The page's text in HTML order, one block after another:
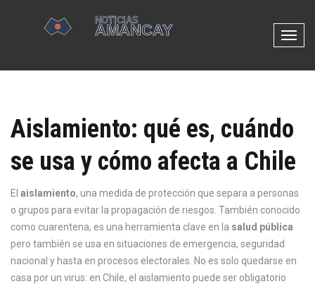
N
v
a
c
i
ó
n
d
e
a
Aislamiento: qué es, cuándo
se usa y cómo afecta a Chile
El aislamiento, una medida de protección que separa a personas
o grupos para evitar la propagación de riesgos . También conocido
como cuarentena, es una herramienta clave en la salud pública
pero también se usa en situaciones de emergencia, seguridad
nacional y hasta en procesos electorales. No es solo quedarse en
casa por un virus: en Chile, el aislamiento puede ser obligatorio